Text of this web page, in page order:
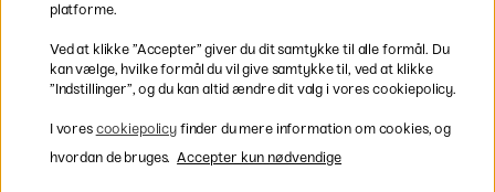
Hurtig levering til hele Danmark
platforme.
Ved at klikke ”Accepter” giver du dit samtykke til alle formål. Du
kan vælge, hvilke formål du vil give samtykke til, ved at klikke
”Indstillinger”, og du kan altid ændre dit valg i vores cookiepolicy.
I vores cookiepolicyfinder du mere information om cookies, og
hvordan de bruges. Accepter kun nødvendige